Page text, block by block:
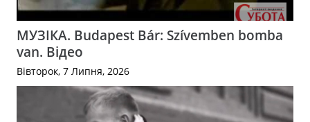
МУЗІКА. Budapest Bár: Szívemben bomba
van. Відео
Вівторок, 7 Липня, 2026